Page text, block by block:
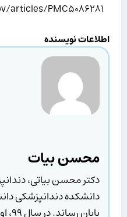
articles/PMC5086281/
اطلاعات نویسنده
محسن بیات
دکتر محسن بیاتی،